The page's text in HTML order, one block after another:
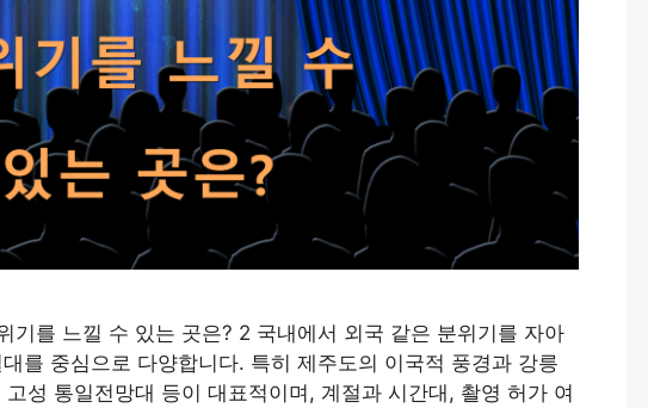
기를 느낄 수 있는 곳은? 2 국내에서 외국 같은 분위기를 자아
를 중심으로 다양합니다. 특히 제주도의 이국적 풍경과 강릉
성 통일전망대 등이 대표적이며, 계절과 시간대, 촬영 허가 여